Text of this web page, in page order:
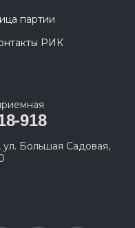
партии
РИК
918
Большая Садовая,